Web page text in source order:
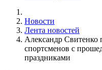
Новости
Лента новостей
Александр Свитенко
спортсменов с
праздниками